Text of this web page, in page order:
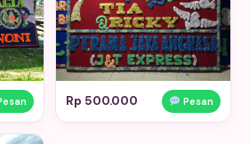
Rp 500.000 Pesan